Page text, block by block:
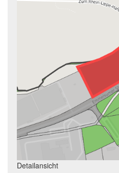
Detailansicht